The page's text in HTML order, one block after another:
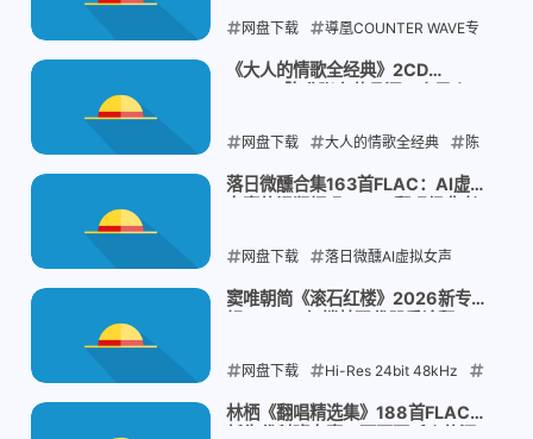
2026-07-30
桎梏
网盘下载 導凰COUNTER WAVE专
辑 日本虚拟说唱歌手 硬朗电子舞
2026-07-30
《大人的情歌全经典》2CD
网盘下载 大人的情歌全经典 陈
升张宇黄品源 三小男人情歌合集
2026-07-30
落日微醺合集163首FLAC：AI虚拟
网盘下载 落日微醺AI虚拟女声
R&B翻唱经典老歌 温润慵懒烟嗓
2026-07-30
窦唯朝简《滚石红楼》2026新专
网盘下载 Hi-Res 24bit 48kHz
窦唯朝简滚石红楼 实验氛围器乐
林栖《翻唱精选集》188首FLAC：